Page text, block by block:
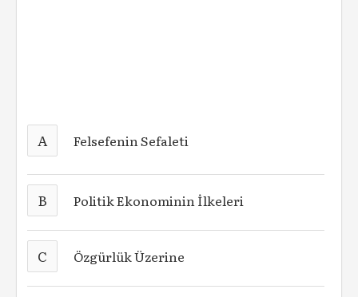
A Felsefenin Sefaleti
B Politik Ekonominin İlkeleri
C Özgürlük Üzerine